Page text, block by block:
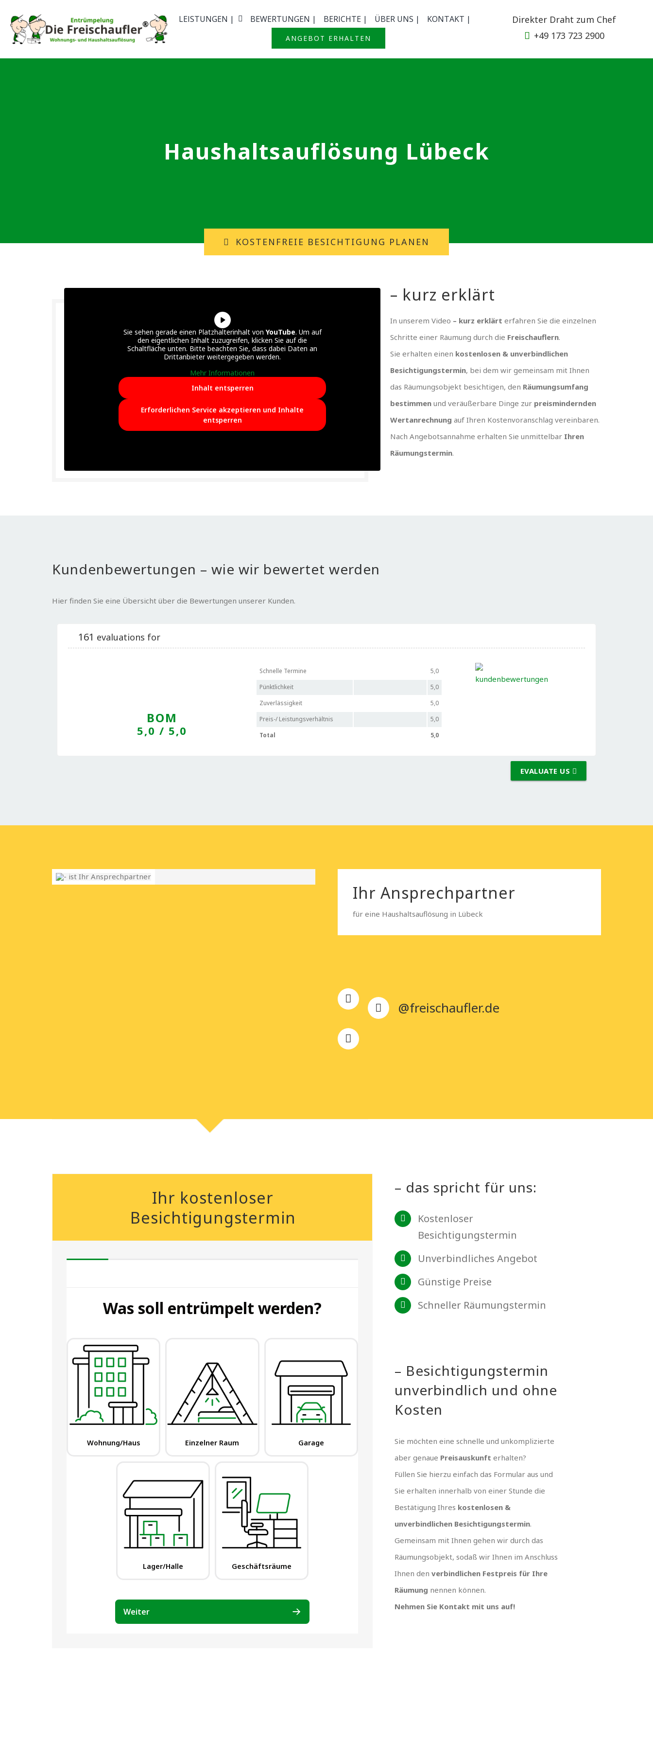
content
LEISTUNGEN | BEWERTUNGEN | BERICHTE | ÜBER UNS | KONTAKT |
ANGEBOT ERHALTEN
Direkter Draht zum Chef
+49 173 723 2900
Haushaltsauflösung Lübeck
KOSTENFREIE BESICHTIGUNG PLANEN
Sie sehen gerade einen Platzhalterinhalt von YouTube. Um auf
den eigentlichen Inhalt zuzugreifen, klicken Sie auf die
Schaltfläche unten. Bitte beachten Sie, dass dabei Daten an
Drittanbieter weitergegeben werden.
Mehr Informationen
Inhalt entsperren
Erforderlichen Service akzeptieren und Inhalte
entsperren
– kurz erklärt
In unserem Video – kurz erklärt erfahren Sie die einzelnen
Schritte einer Räumung durch die Freischauflern.
Sie erhalten einen kostenlosen & unverbindlichen
Besichtigungstermin, bei dem wir gemeinsam mit Ihnen
das Räumungsobjekt besichtigen, den Räumungsumfang
bestimmen und veräußerbare Dinge zur preismindernden
Wertanrechnung auf Ihren Kostenvoranschlag vereinbaren.
Nach Angebotsannahme erhalten Sie unmittelbar Ihren
Räumungstermin.
Kundenbewertungen – wie wir bewertet werden
Hier finden Sie eine Übersicht über die Bewertungen unserer Kunden.
161 evaluations for
BOM
5,0 / 5,0
Schnelle Termine
5,0
Pünktlichkeit
5,0
Zuverlässigkeit
5,0
Preis-/ Leistungsverhältnis
5,0
Total
5,0
EVALUATE US
Ihr Ansprechpartner
für eine Haushaltsauflösung in Lübeck
@freischaufler.de
Ihr kostenloser
Besichtigungstermin
– das spricht für uns:
Kostenloser
Besichtigungstermin
Unverbindliches Angebot
Günstige Preise
Schneller Räumungstermin
– Besichtigungstermin
unverbindlich und ohne
Kosten
Sie möchten eine schnelle und unkomplizierte
aber genaue Preisauskunft erhalten?
Füllen Sie hierzu einfach das Formular aus und
Sie erhalten innerhalb von einer Stunde die
Bestätigung Ihres kostenlosen &
unverbindlichen Besichtigungstermin.
Gemeinsam mit Ihnen gehen wir durch das
Räumungsobjekt, sodaß wir Ihnen im Anschluss
Ihnen denverbindlichen Festpreis für Ihre
Räumung nennen können.
Nehmen Sie Kontakt mit uns auf!